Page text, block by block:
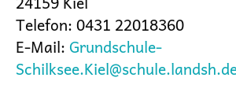
Telefon: 0431 22018360
E-Mail: Grundschule-